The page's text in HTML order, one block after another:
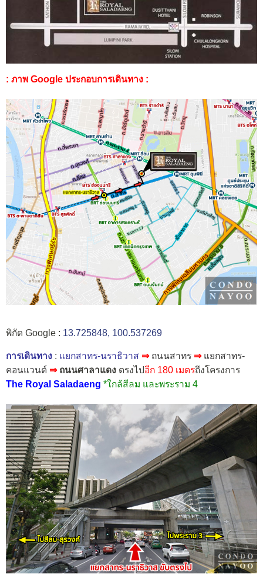
: ภาพ Google ประกอบการเดินทาง :
พิกัด Google : 13.725848, 100.537269
การเดินทาง : แยกสาทร-นราธิวาส ⇒ ถนนสาทร ⇒ แยกสาทร-
คอนแวนต์ ⇒ ถนนศาลาแดง ตรงไปอีก 180 เมตรถึงโครงการ
The Royal Saladaeng​ *ใกล้สีลม และพระราม 4